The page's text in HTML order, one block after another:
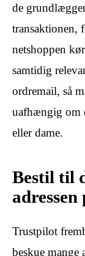
de
transaktionen,
netshoppen
samtidig
ordremail, så
uafhængig om
eller dame.
Bestil til
Trustpilot
beskue mange